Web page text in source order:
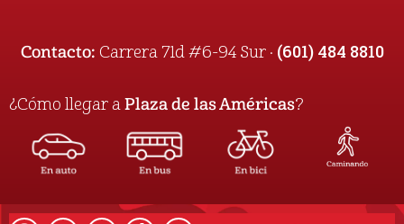
Contacto: Carrera 71d #6-94 Sur · (601) 484 8810
¿Cómo llegar a Plaza de las Américas?